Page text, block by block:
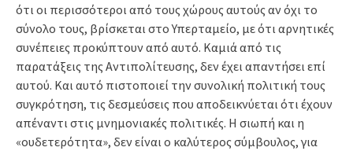
ότι οι περισσότεροι από τους χώρους αυτούς αν όχι το
σύνολο τους, βρίσκεται στο Υπερταμείο, με ότι αρνητικές
συνέπειες προκύπτουν από αυτό. Καμιά από τις
παρατάξεις της Αντιπολίτευσης, δεν έχει απαντήσει επί
αυτού. Και αυτό πιστοποιεί την συνολική πολιτική τους
συγκρότηση, τις δεσμεύσεις που αποδεικνύεται ότι έχουν
απέναντι στις μνημονιακές πολιτικές. Η σιωπή και η
«ουδετερότητα», δεν είναι ο καλύτερος σύμβουλος, για